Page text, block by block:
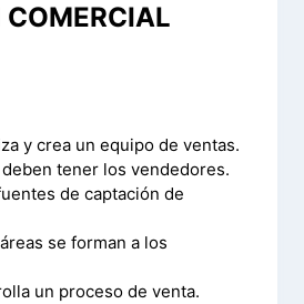
COMERCIAL
y crea un equipo de ventas.
tener los vendedores.
de captación de
se forman a los
un proceso de venta.